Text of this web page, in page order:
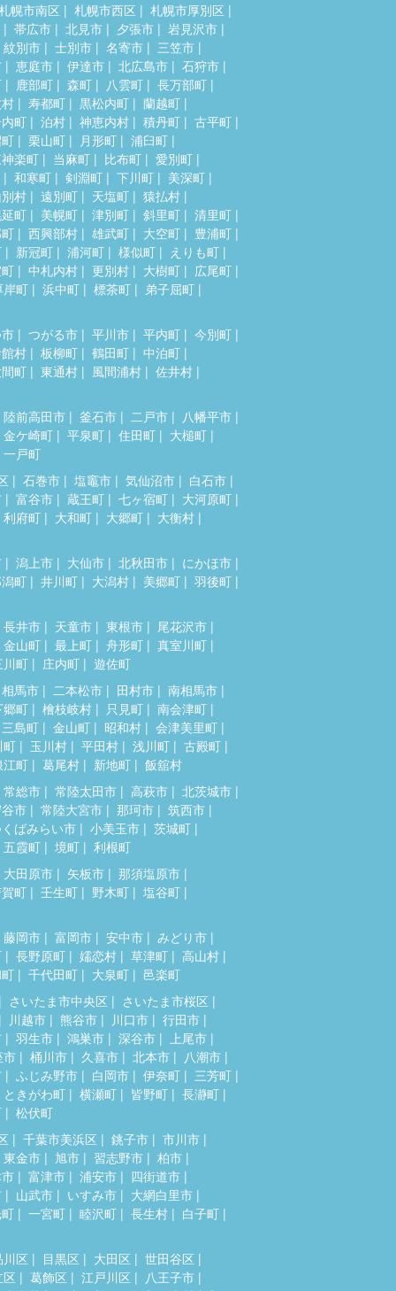
幌市南区 札幌市西区
札幌市厚別区
帯広市
北見市 夕張市
岩見沢市
紋別市
士別市 名寄市
三笠市
恵庭市 伊達市 北広島市
石狩市
鹿部町 森町 八雲町
長万部町
寿都町 黒松内町
蘭越町
町
泊村 神恵内村 積丹町
古平町
栗山町 月形町
浦臼町
楽町
当麻町 比布町
愛別町
和寒町
剣淵町 下川町
美深町
村
遠別町 天塩町
猿払村
町
美幌町 津別町 斜里町
清里町
西興部村 雄武町 大空町
豊浦町
新冠町 浦河町 様似町
えりも町
中札内村 更別村 大樹町
広尾町
岸町
浜中町 標茶町 弟子屈町
つがる市 平川市 平内町
今別町
村
板柳町 鶴田町
中泊町
町
東通村 風間浦村 佐井村
陸前高田市 釜石市 二戸市
八幡平市
金ケ崎町
平泉町 住田町
大槌町
一戸町
石巻市 塩竈市 気仙沼市
白石市
富谷市 蔵王町 七ヶ宿町
大河原町
利府町
大和町 大郷町 大衡村
潟上市 大仙市 北秋田市
にかほ市
町
井川町 大潟村 美郷町 羽後町
長井市 天童市 東根市
尾花沢市
金山町
最上町 舟形町
真室川町
川町
庄内町
遊佐町
相馬市
二本松市 田村市
南相馬市
郷町
檜枝岐村 只見町
南会津町
三島町
金山町 昭和村
会津美里町
町
玉川村 平田村 浅川町
古殿町
江町
葛尾村 新地町
飯舘村
常総市
常陸太田市 高萩市
北茨城市
市
常陸大宮市 那珂市
筑西市
ばみらい市
小美玉市
茨城町
五霞町
境町
利根町
大田原市
矢板市
那須塩原市
町
壬生町 野木町 塩谷町
藤岡市 富岡市 安中市
みどり市
長野原町 嬬恋村 草津町
高山村
千代田町 大泉町
邑楽町
さいたま市中央区
さいたま市桜区
川越市
熊谷市 川口市
行田市
羽生市 鴻巣市 深谷市
上尾市
市
桶川市 久喜市 北本市
八潮市
ふじみ野市 白岡市 伊奈町
三芳町
ときがわ町
横瀬町 皆野町
長瀞町
松伏町
千葉市美浜区 銚子市
市川市
東金市
旭市 習志野市
柏市
富津市 浦安市
四街道市
山武市 いすみ市
大網白里市
一宮町 睦沢町 長生村 白子町
川区 目黒区 大田区
世田谷区
葛飾区 江戸川区
八王子市